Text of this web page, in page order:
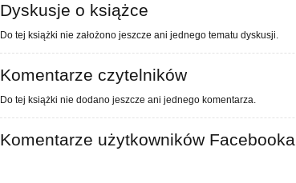
Dyskusje o książce
Do tej książki nie założono jeszcze ani jednego tematu dyskusji.
Komentarze czytelników
Do tej książki nie dodano jeszcze ani jednego komentarza.
Komentarze użytkowników Facebooka